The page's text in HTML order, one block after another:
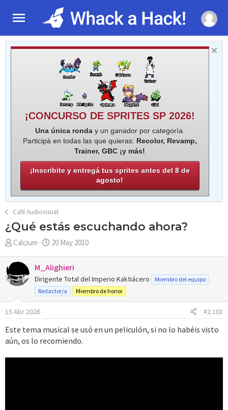
¡CONCURSO DE SPRITES SP 2026!
Una única ronday un ganador por categoría.
Participá en todas las que quieras: Recolor, Revamp,
Trainer, GBC ¡y más!
¡Inscribite y entregá tus sprites antes del 8 de
agosto!
Café Audiovisual
¿Qué estás escuchando ahora?
A
t
o
r
Calcium
F
c
h
a
d
n
i
i
20 May 2010
M_Alighieri
Dirigente Total del Imperio Kaktiácero
Miembro del equipo
Redactor/a
Miembro de honor
15 Abr 2026 #2.101
Este tema musical se usó en un peliculón, si no lo habéis visto
aún, os lo recomiendo.